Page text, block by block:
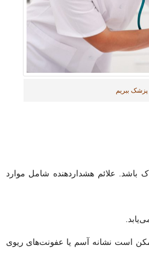
ببریم
علائم هشداردهنده شامل موارد
است نشانه آسم یا عفونت‌های ریوی